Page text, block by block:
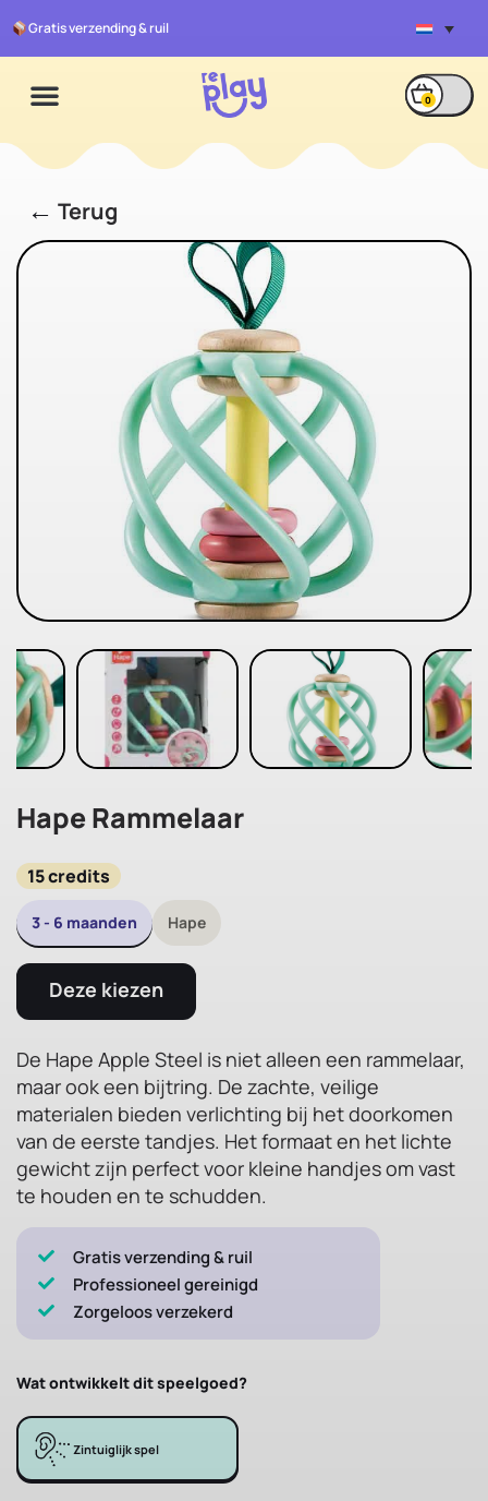
Gratis verzending & ruil
0
← Terug
Hape Rammelaar
15 credits
3 - 6 maanden Hape
Deze kiezen
De Hape Apple Steel is niet alleen een rammelaar,
maar ook een bijtring. De zachte, veilige
materialen bieden verlichting bij het doorkomen
van de eerste tandjes. Het formaat en het lichte
gewicht zijn perfect voor kleine handjes om vast
te houden en te schudden.
Gratis verzending & ruil
Professioneel gereinigd
Zorgeloos verzekerd
Wat ontwikkelt dit speelgoed?
Zintuiglijk spel